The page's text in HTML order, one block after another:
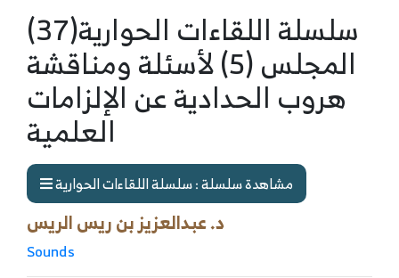
سلسلة اللقاءات الحوارية(37)
المجلس (5) لأسئلة ومناقشة
هروب الحدادية عن الإلزامات
العلمية
مشاهدة سلسلة : سلسلة اللقاءات الحوارية
د. عبدالعزيز بن ريس الريس
Sounds